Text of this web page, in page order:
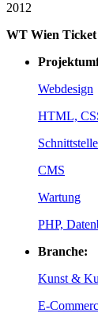
2012
WT Wien
Webdesign
HTML,
CMS
Wartung
PHP,
Branche:
Kunst &
E-